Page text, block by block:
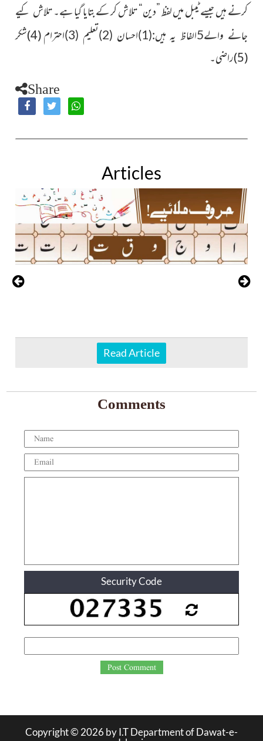
کرنے ہیں جیسے ٹیبل میں لفظ ”دین“ تلاش کر کے بتایا گیا ہے۔تلاش کیے
جانے والے5الفاظ یہ ہیں:(1)احسان (2)تعلیم (3)احترام
(4)شکر
(5)راضی۔
Share
Articles
Read Article
Comments
Security Code
Post Comment
Copyright © 2026 by I.T Department of Dawat-e-